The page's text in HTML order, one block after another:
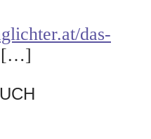
das-
[…]